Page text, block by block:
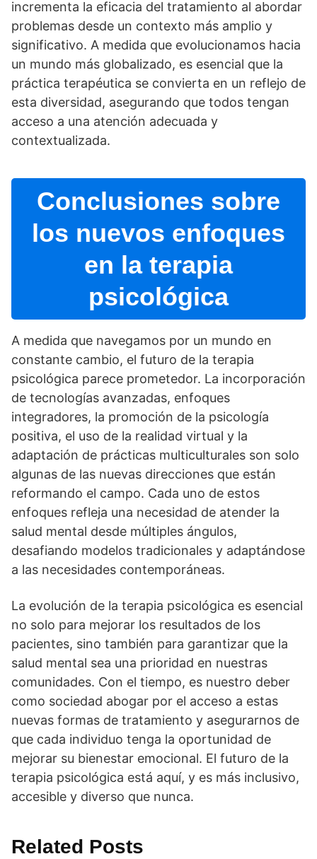
incrementa la eficacia del tratamiento al abordar
problemas desde un contexto más amplio y
significativo. A medida que evolucionamos hacia
un mundo más globalizado, es esencial que la
práctica terapéutica se convierta en un reflejo de
esta diversidad, asegurando que todos tengan
acceso a una atención adecuada y
contextualizada.
Conclusiones sobre
los nuevos enfoques
en la terapia
psicológica
A medida que navegamos por un mundo en
constante cambio, el futuro de la terapia
psicológica parece prometedor. La incorporación
de tecnologí­as avanzadas, enfoques
integradores, la promoción de la psicologí­a
positiva, el uso de la realidad virtual y la
adaptación de prácticas multiculturales son solo
algunas de las nuevas direcciones que están
reformando el campo. Cada uno de estos
enfoques refleja una necesidad de atender la
salud mental desde múltiples ángulos,
desafiando modelos tradicionales y adaptándose
a las necesidades contemporáneas.
La evolución de la terapia psicológica es esencial
no solo para mejorar los resultados de los
pacientes, sino también para garantizar que la
salud mental sea una prioridad en nuestras
comunidades. Con el tiempo, es nuestro deber
como sociedad abogar por el acceso a estas
nuevas formas de tratamiento y asegurarnos de
que cada individuo tenga la oportunidad de
mejorar su bienestar emocional. El futuro de la
terapia psicológica está aquí­, y es más inclusivo,
accesible y diverso que nunca.
Related Posts